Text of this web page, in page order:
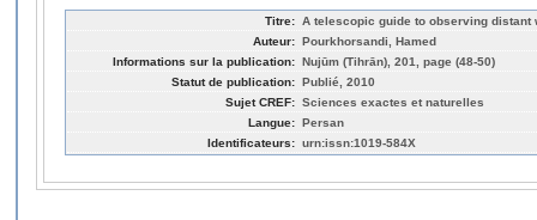
Titre: A telescopic guide to observing
Auteur: Pourkhorsandi, Hamed
Informations sur la publication: Nujūm (Tihrān), 201, page (48-50)
Statut de publication: Publié, 2010
Sujet CREF: Sciences exactes et naturelles
Langue: Persan
Identificateurs: urn:issn:1019-584X